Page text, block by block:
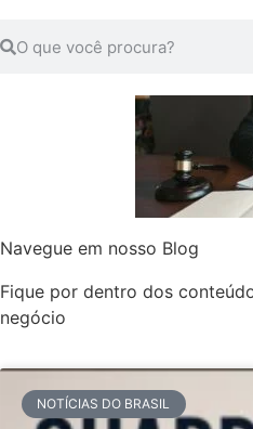
Navegue em nosso Blog
Fique por dentro dos
negócio
NOTÍCIAS DO BRASIL